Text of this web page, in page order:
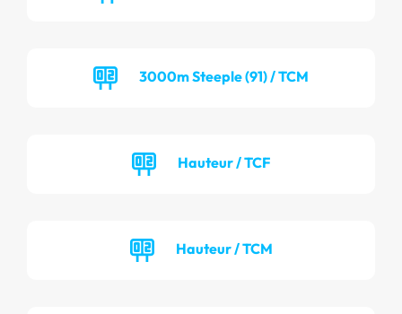
3000m Steeple (91) / TCM
Hauteur / TCF
Hauteur / TCM